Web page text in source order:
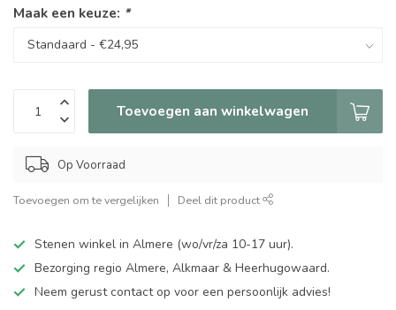
Maak een keuze: *
Toevoegen aan winkelwagen
Op Voorraad
Toevoegen om te vergelijken Deel dit product
Stenen winkel in Almere (wo/vr/za 10-17 uur).
Bezorging regio Almere, Alkmaar & Heerhugowaard.
Neem gerust contact op voor een persoonlijk advies!